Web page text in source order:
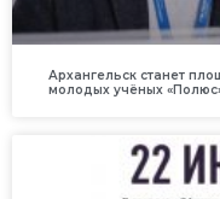
Архангельск станет
молодых учёных